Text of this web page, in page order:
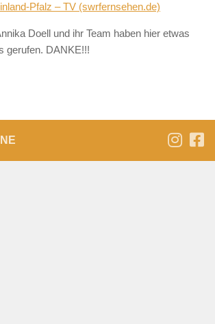
Pfalz – TV (swrfernsehen.de)
Doell und ihr Team haben hier etwas
gerufen. DANKE!!!